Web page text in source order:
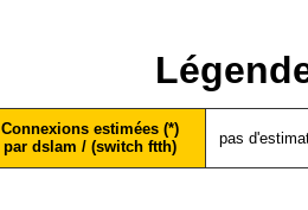
Connexions estimées (*)
par dslam / (switch ftth)
pas